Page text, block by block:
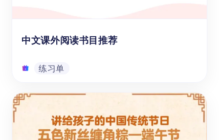
物！
中文课外阅读书目推荐
练习单
中文课外阅读书目推荐
【三十本经典课外阅读书单】为学龄前儿童、
1-12年级青少年提供30本2024年新版经典课